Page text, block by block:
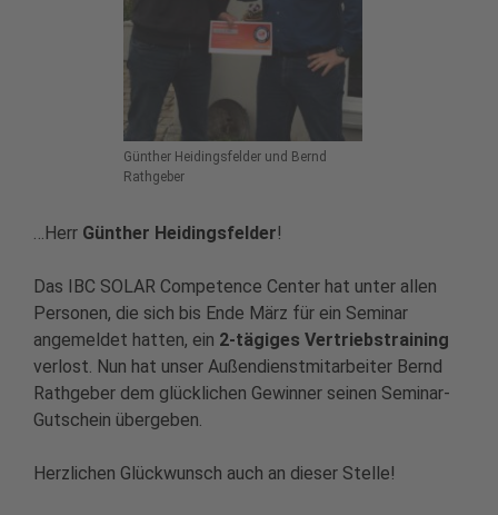
Günther Heidingsfelder und Bernd
Rathgeber
…Herr Günther Heidingsfelder!
Das IBC SOLAR Competence Center hat unter allen
Personen, die sich bis Ende März für ein Seminar
angemeldet hatten, ein 2-tägiges Vertriebstraining
verlost. Nun hat unser Außendienstmitarbeiter Bernd
Rathgeber dem glücklichen Gewinner seinen Seminar-
Gutschein übergeben.
Herzlichen Glückwunsch auch an dieser Stelle!